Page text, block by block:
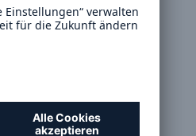
9.300 (9.019) Mio.
Ergebnis
Zuwachs beim